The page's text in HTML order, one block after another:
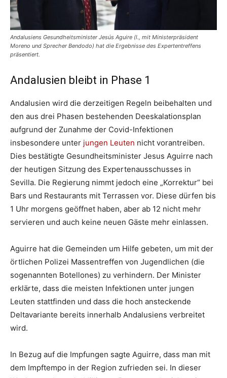
Andalusiens Gesundheitsminister Jesús Aguire (l., mit Ministerpräsident
Moreno und Sprecher Bendodo) hat die Ergebnisse des Expertentreffens
präsentiert.
Andalusien bleibt in Phase 1
Andalusien wird die derzeitigen Regeln beibehalten und
den aus drei Phasen bestehenden Deeskalationsplan
aufgrund der Zunahme der Covid-Infektionen
insbesondere unter jungen Leuten nicht vorantreiben.
Dies bestätigte Gesundheitsminister Jesus Aguirre nach
der heutigen Sitzung des Expertenausschusses in
Sevilla. Die Regierung nimmt jedoch eine „Korrektur“ bei
Bars und Restaurants mit Terrassen vor. Diese dürfen bis
1 Uhr morgens geöffnet haben, aber ab 12 nicht mehr
servieren und auch keine neuen Gäste mehr einlassen.
Aguirre hat die Gemeinden um Hilfe gebeten, um mit der
örtlichen Polizei Massentreffen von Jugendlichen (die
sogenannten Botellones) zu verhindern. Der Minister
erklärte, dass die meisten Infektionen unter jungen
Leuten stattfinden und dass die hoch ansteckende
Deltavariante bereits innerhalb Andalusiens verbreitet
wird.
In Bezug auf die Impfungen sagte Aguirre, dass man mit
dem Impftempo in der Region zufrieden sei. In dieser